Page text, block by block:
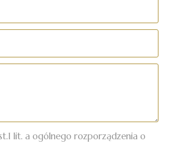
lit. a ogólnego rozporządzenia o